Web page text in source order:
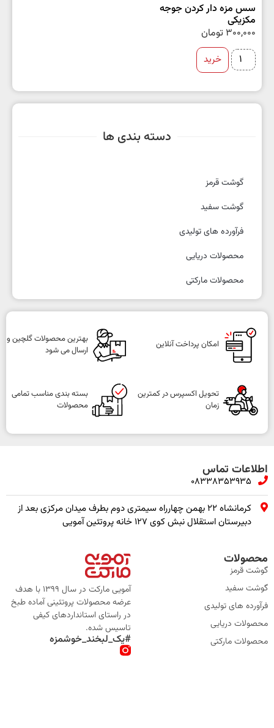
دسته بندی ها
گوشت قرمز
گوشت سفید
فرآورده های تولیدی
محصولات دریایی
محصولات مارکتی
سس مزه دار کردن جوجه
مکزیکی
300,000 تومان
خرید
امکان پرداخت آنلاین
بهترین محصولات گلچین و
ارسال می شود
تحویل اکسپرس در کمترین
زمان
بسته بندی مناسب تمامی
محصولات
اطلاعات تماس
08338353935
کرمانشاه ۲۲ بهمن چهارراه سیمتری دوم بطرف میدان مرکزی بعد از
دبیرستان استقلال نبش کوی ۱۲۷ خانه پروتئین آمویی
محصولات
گوشت قرمز
گوشت سفید
فرآورده های تولیدی
محصولات دریایی
محصولات مارکتی
آمویی مارکت در سال 1399 با هدف
عرضه محصولات پروتئینی آماده طبخ
در راستای استانداردهای کیفی
تاسیس شده.
#یک_لبخند_خوشمزه